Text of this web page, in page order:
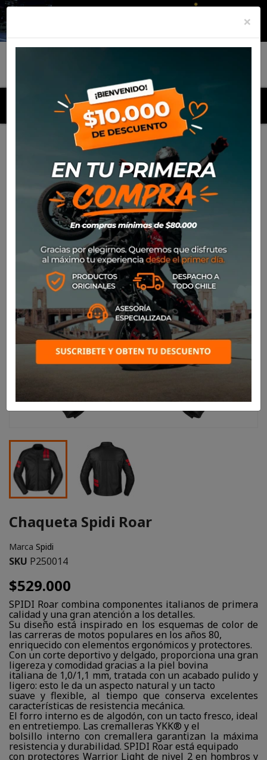
MENU
Productos Equipamiento Chaqueta Spidi Roar
Chaqueta Spidi Roar
Marca Spidi
SKU P250014
$529.000
SPIDI Roar combina componentes italianos de primera
calidad y una gran atención a los detalles.
Su diseño está inspirado en los esquemas de color de
las carreras de motos populares en los años 80,
enriquecido con elementos ergonómicos y protectores.
Con un corte deportivo y delgado, proporciona una gran
ligereza y comodidad gracias a la piel bovina
italiana de 1,0/1,1 mm, tratada con un acabado pulido y
ligero: esto le da un aspecto natural y un tacto
suave y flexible, al tiempo que conserva excelentes
características de resistencia mecánica.
El forro interno es de algodón, con un tacto fresco, ideal
en entretiempo. Las cremalleras YKK® y el
bolsillo interno con cremallera garantizan la máxima
resistencia y durabilidad. SPIDI Roar está equipado
con protectores Warrior Light de nivel 2 en hombros y
×